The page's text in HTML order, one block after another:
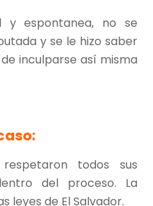
y espontanea, no se
y se le hizo saber
inculparse así misma
todos sus
del proceso. La
leyes de El Salvador.